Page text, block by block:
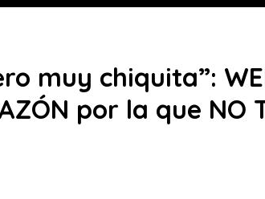
muy chiquita”:
por la que NO